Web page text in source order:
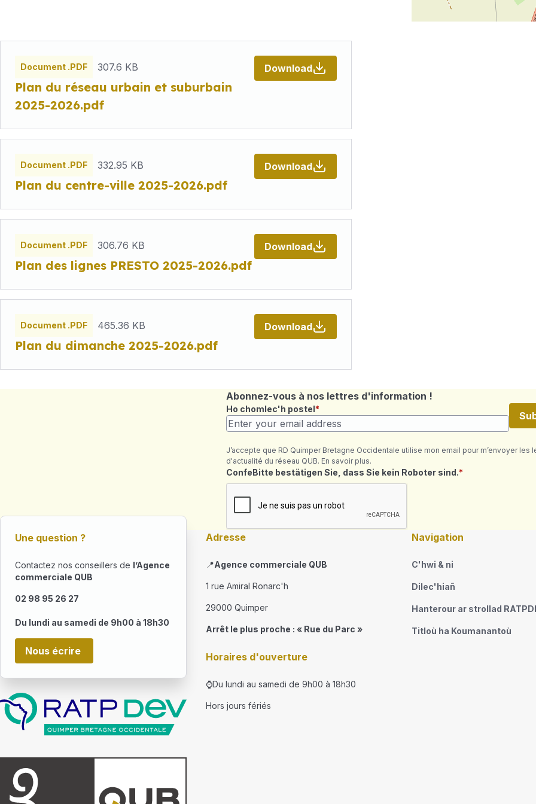
Document .PDF 307.6 KB
Plan du réseau urbain et suburbain
2025-2026.pdf
Download
Document .PDF 332.95 KB
Plan du centre-ville 2025-2026.pdf
Download
Document .PDF 306.76 KB
Plan des lignes PRESTO 2025-2026.pdf
Download
Document .PDF 465.36 KB
Plan du dimanche 2025-2026.pdf
Download
Abonnez-vous à nos lettres d'information !
Ho chomlec'h postel
J’accepte que RD Quimper Bretagne Occidentale utilise mon email pour m’envoyer les
d'actualité du réseau QUB. En savoir plus.
Maeziennoù ret
ConfeBitte bestätigen Sie, dass Sie kein Roboter sind.
Une question ?
Contactez nos conseillers de l’Agence
commerciale QUB
02 98 95 26 27
Du lundi au samedi de 9h00 à 18h30
Nous écrire
Adresse
📍Agence commerciale QUB
1 rue Amiral Ronarc'h
29000 Quimper
Arrêt le plus proche : « Rue du Parc »
Horaires d'ouverture
⌚Du lundi au samedi de 9h00 à 18h30
Hors jours fériés
Navigation
C'hwi & ni
Dilec'hiañ
Hanterour ar strollad
Titloù ha Koumanantoù